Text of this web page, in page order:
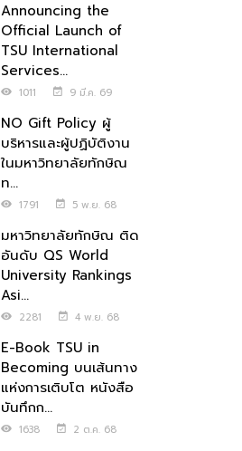
Announcing the
Official Launch of
TSU International
Services...
1011 9 มี.ค. 69
NO Gift Policy ผู้
บริหารและผู้ปฏิบัติงาน
ในมหาวิทยาลัยทักษิณ
ท...
1791 5 พ.ย. 68
มหาวิทยาลัยทักษิณ ติด
อันดับ QS World
University Rankings
Asi...
2281 4 พ.ย. 68
E-Book TSU in
Becoming บนเส้นทาง
แห่งการเติบโต หนังสือ
บันทึกก...
1638 2 ต.ค. 68